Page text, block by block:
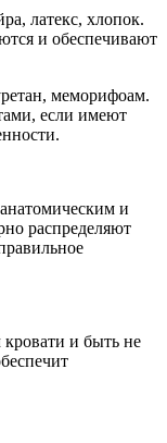
латекс, хлопок.
и обеспечивают
меморифоам.
если имеют
и
распределяют
кровати и быть не